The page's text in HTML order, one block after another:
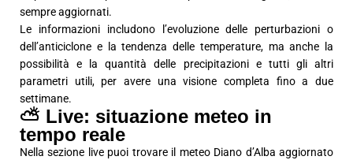
sempre aggiornati.
Le informazioni includono l’evoluzione delle perturbazioni o
dell’anticiclone e la tendenza delle temperature, ma anche la
possibilità e la quantità delle precipitazioni e tutti gli altri
parametri utili, per avere una visione completa fino a due
settimane.
⛅ Live: situazione meteo in
tempo reale
Nella sezione live puoi trovare il meteo Diano d’Alba aggiornato